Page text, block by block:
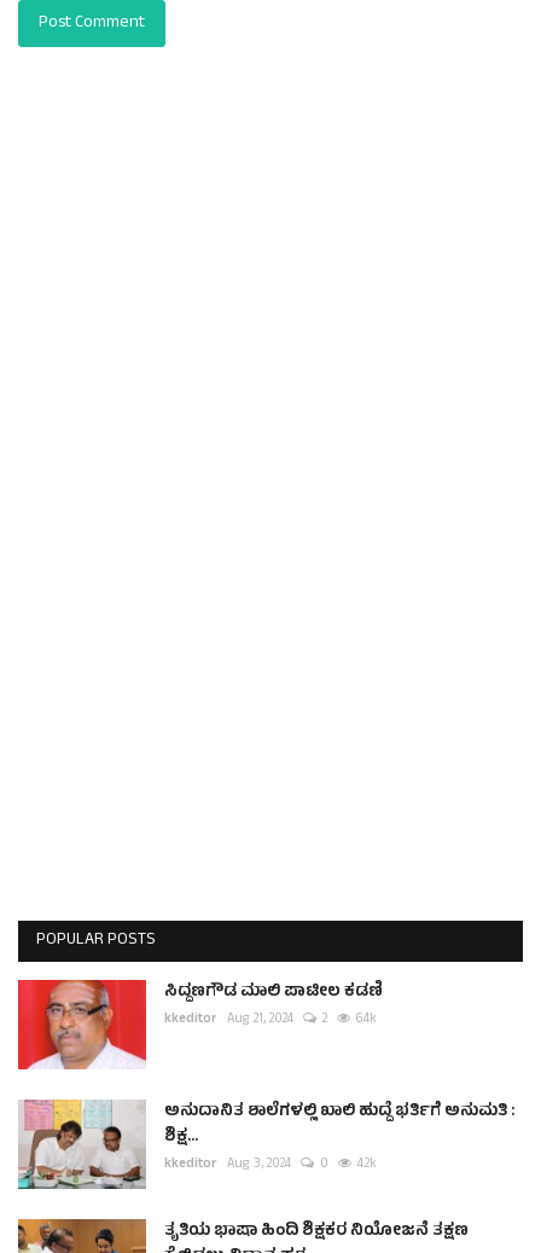
Post Comment
POPULAR POSTS
ಸಿದ್ದಣಗೌಡ ಮಾಲಿ ಪಾಟೀಲ ಕಡಣಿ
kkeditor Aug 21, 2024 2 6.4k
ಅನುದಾನಿತ ಶಾಲೆಗಳಲ್ಲಿ ಖಾಲಿ ಹುದ್ದೆ ಭರ್ತಿಗೆ ಅನುಮತಿ :
ಶಿಕ್ಷ...
kkeditor Aug 3, 2024 0 4.2k
ತೃತಿಯ ಭಾಷಾ ಹಿಂದಿ ಶಿಕ್ಷಕರ ನಿಯೋಜನೆ ತಕ್ಷಣ